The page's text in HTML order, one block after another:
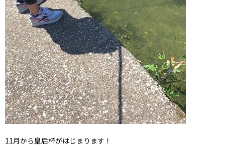
11月から皇后杯がはじまります！